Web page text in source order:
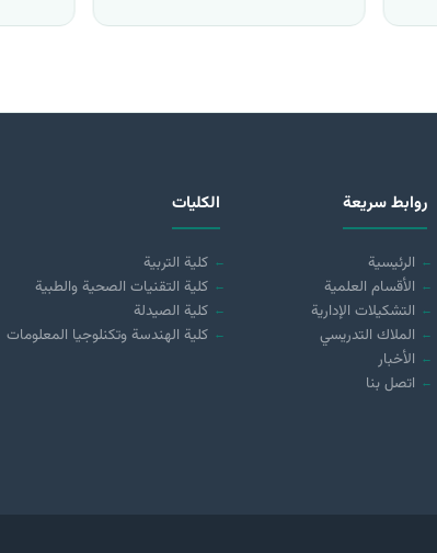
روابط سريعة
الرئيسية
الأقسام العلمية
التشكيلات الإدارية
الملاك التدريسي
الأخبار
اتصل بنا
الكليات
كلية التربية
كلية التقنيات الصحية والطبية
كلية الصيدلة
كلية الهندسة وتكنلوجيا المعلومات